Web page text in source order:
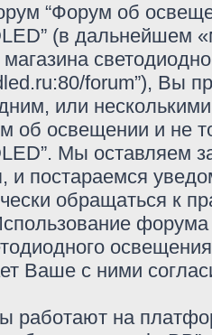
“Форум об
(в дальнейшем
магазина
forum”), Вы
или
об освещении и не
Мы оставляем
и постараемся
обращаться к
Ваше с ними
на